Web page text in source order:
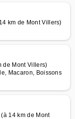
km de Mont Villers)
de Mont Villers)
Macaron, Boissons
14 km de Mont